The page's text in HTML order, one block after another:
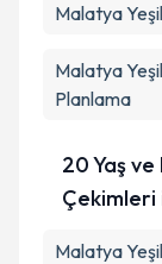
Malatya
Malatya
Planlama
20 Yaş
Çekimleri
Malatya